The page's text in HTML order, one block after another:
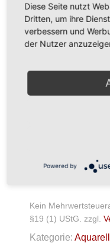
Aquarell
Kein
§19 (1) UStG.
zzgl.
Kategorie: Aquarell
Diese Seite nutzt
Dritten, um ihre
verbessern und
der Nutzer
Powered by